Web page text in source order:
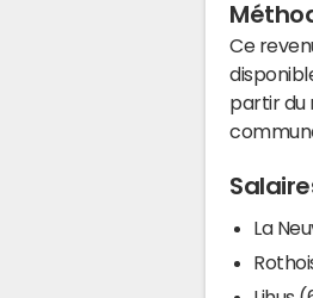
Ce
partir du
La